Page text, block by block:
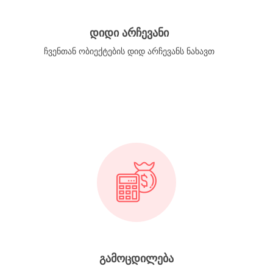
დიდი არჩევანი
ჩვენთან ობიექტების დიდ არჩევანს ნახავთ
გამოცდილება